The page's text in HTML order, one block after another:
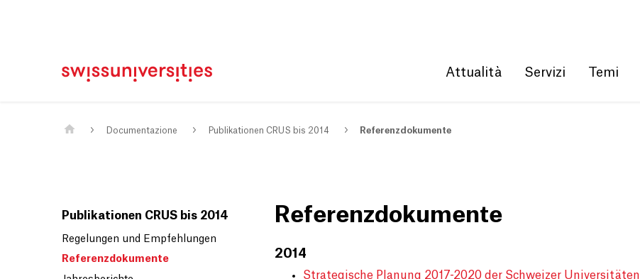
Mappa del sito
Attualità Servizi Temi
Documentazione Publikationen CRUS bis 2014 Referenzdokumente
Publikationen CRUS bis 2014
Regelungen und Empfehlungen
Referenzdokumente
Referenzdokumente
2014
Strategische Planung 2017-2020 der Schweizer Universitäten